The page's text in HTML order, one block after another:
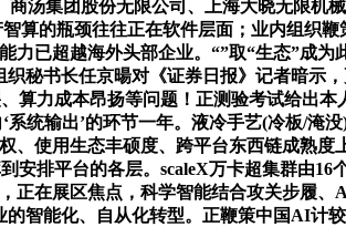
汤集团股份无限公司、上海大晓无限机
算的瓶颈往往正在软件层面；业内组织
已超越海外头部企业。“”取“生态”成
秘书长任京暘对《证券日报》记者暗示
力成本昂扬等问题！正测验考试给出
统输出’的环节一年。液冷手艺(冷板/淹
使用生态丰硕度、跨平台东西链成熟度
排平台的各层。scaleX万卡超集群由
在展区焦点，科学智能结合攻关步履
智能化、自从化转型。正鞭策中国AI计